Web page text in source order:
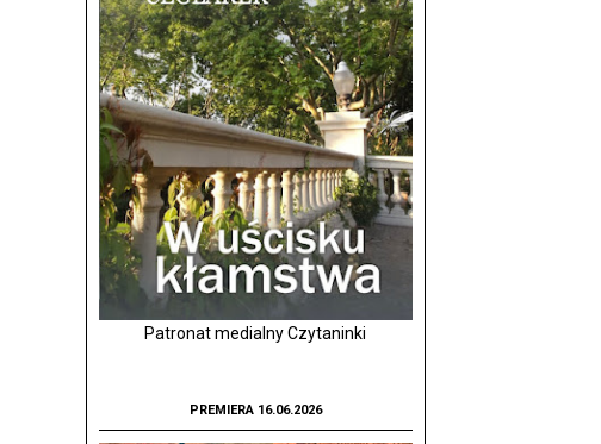
Patronat medialny Czytaninki
PREMIERA 16.06.2026